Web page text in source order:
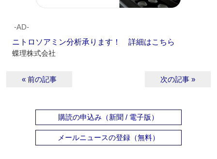
‐AD‐
ニトロソアミン分析承ります！ 詳細はこちら
蝶理株式会社
« 前の記事 次の記事 »
購読の申込み（新聞 / 電子版）
メールニュースの登録（無料）